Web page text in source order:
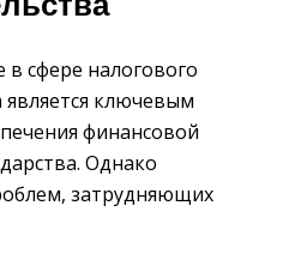
сфере налогового
является ключевым
финансовой
Однако
затрудняющих